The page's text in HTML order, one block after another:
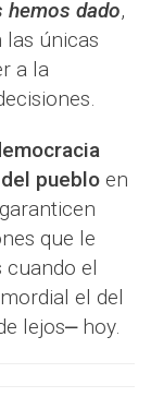
hemos dado,
las únicas
a la
pueblo en
que le
cuando el
el del
lejos⎼ hoy.